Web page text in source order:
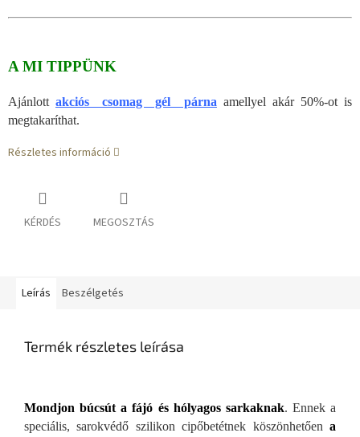
A MI TIPPÜNK
Ajánlottakciós csomag gél párna amellyel akár 50%-ot is
megtakaríthat.
Részletes információ
KÉRDÉS MEGOSZTÁS
Leírás Beszélgetés
Termék részletes leírása
Mondjon búcsút a fájó és hólyagos sarkaknak. Ennek a
speciális, sarokvédő szilikon cipőbetétnek köszönhetőena